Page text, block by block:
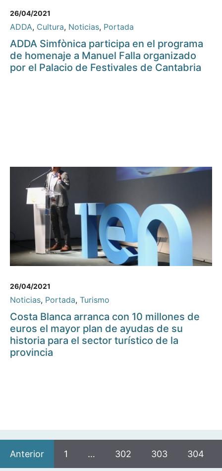
26/04/2021
ADDA, Cultura, Noticias, Portada
ADDA Simfònica participa en el programa
de homenaje a Manuel Falla organizado
por el Palacio de Festivales de Cantabria
26/04/2021
Noticias, Portada, Turismo
Costa Blanca arranca con 10 millones de
euros el mayor plan de ayudas de su
historia para el sector turístico de la
provincia
Anterior 1 … 302 303 304